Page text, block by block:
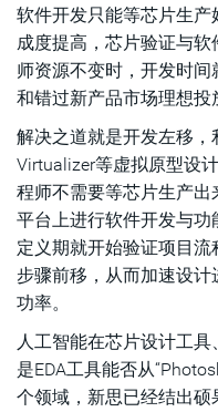
软件开发只能等芯片生
成度提高，芯片验证与
师资源不变时，开发时
和错过新产品市场理想投
解决之道就是开发左移
Virtualizer等虚拟原型设
程师不需要等芯片生产
平台上进行软件开发与
定义期就开始验证项目
步骤前移，从而加速设
功率。
人工智能在芯片设计工具
是EDA工具能否从
个领域，新思已经结出硕